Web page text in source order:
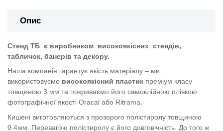
Опис
Стенд ТБ є виробником високоякісних стендів,
табличок, банерів та декору.
Наша компанія гарантує якість матеріалу – ми
використовуємо високоякісний пластик преміум класу
товщиною 3 мм та покриваємо його самоклійною плівкою
фотографічної якості Oracal або Ritrama.
Кишені виготовляються з прозорого полістиролу товщиною
0.4мм. Перевагою полістиролу є його довговічність. До того ж